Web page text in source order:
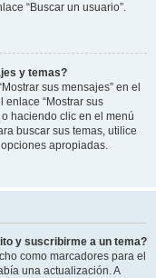
“Buscar un usuario”.
y temas?
sus mensajes” en el
enlace “Mostrar sus
haciendo clic en el menú
buscar sus temas, utilice
apropiadas.
y suscribirme a un tema?
como marcadores para el
una actualización. A